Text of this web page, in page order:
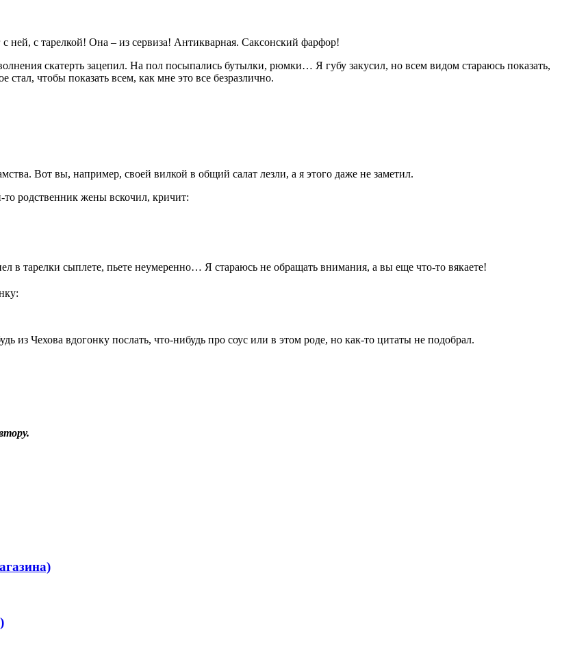
ней, с тарелкой! Она – из сервиза! Антикварная. Саксонский фарфор!
скатерть зацепил. На пол посыпались бутылки, рюмки… Я губу закусил, но всем видом стараюсь показать,
стал, чтобы показать всем, как мне это все безразлично.
Вот вы, например, своей вилкой в общий салат лезли, а я этого даже не заметил.
то родственник жены вскочил, кричит:
в тарелки сыплете, пьете неумеренно… Я стараюсь не обращать внимания, а вы еще что-то вякаете!
Чехова вдогонку послать, что-нибудь про соус или в этом роде, но как-то цитаты не подобрал.